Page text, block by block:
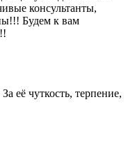
консультанты,
Будем к вам
её чуткость, терпение,